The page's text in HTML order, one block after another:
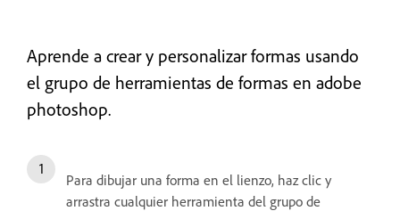
Aprende a crear y personalizar formas usando
el grupo de herramientas de formas en adobe
photoshop.
Para dibujar una forma en el lienzo, haz clic y
arrastra cualquier herramienta del grupo de